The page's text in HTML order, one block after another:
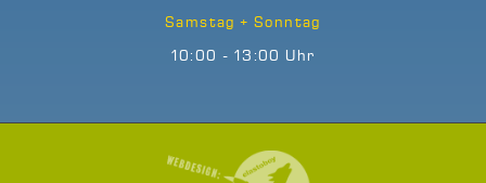
Samstag + Sonntag
10:00 - 13:00 Uhr